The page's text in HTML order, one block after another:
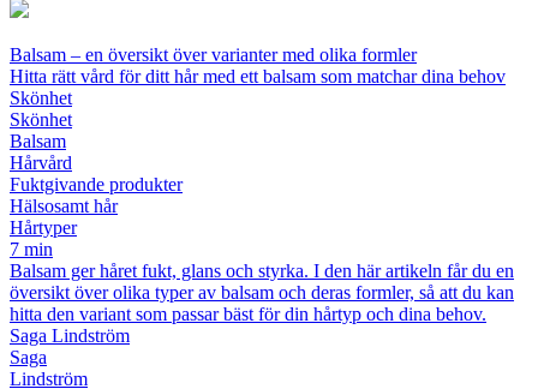
Balsam – en översikt över varianter med olika formler
Hitta rätt vård för ditt hår med ett balsam som matchar dina behov
Skönhet
Skönhet
Balsam
Hårvård
Fuktgivande produkter
Hälsosamt hår
Hårtyper
7 min
Balsam ger håret fukt, glans och styrka. I den här artikeln får du en
översikt över olika typer av balsam och deras formler, så att du kan
hitta den variant som passar bäst för din hårtyp och dina behov.
Saga Lindström
Saga
Lindström